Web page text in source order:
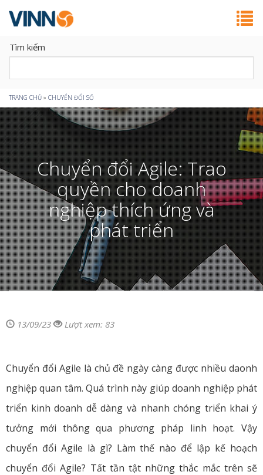
Tìm kiếm
Bạn
đang
ở
đây
TRANG CHỦ » CHUYỂN ĐỔI SỐ
Chuyển đổi Agile: Trao
quyền cho doanh
nghiệp thích ứng và
phát triển
13/09/23 Lượt xem: 83
Chuyển đổi Agile là chủ đề ngày càng được nhiều daonh
nghiệp quan tâm. Quá trình này giúp doanh nghiệp phát
triển kinh doanh dễ dàng và nhanh chóng triển khai ý
tưởng mới thông qua phương pháp linh hoạt. Vậy
chuyển đổi Agile là gì? Làm thế nào để lập kế hoạch
chuyển đổi Agile? Tất tần tật những thắc mắc trên sẽ